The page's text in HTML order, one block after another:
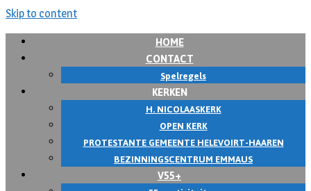
Skip to content
HOME
CONTACT
Spelregels
KERKEN
H. NICOLAASKERK
OPEN KERK
PROTESTANTE GEMEENTE HELEVOIRT-HAAREN
BEZINNINGSCENTRUM EMMAUS
V55+